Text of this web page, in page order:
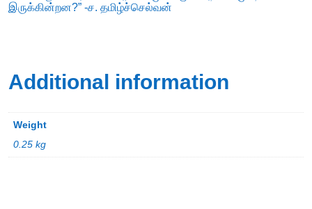
இருக்கின்றன?” -ச. தமிழ்ச்செல்வன்
Additional information
Weight
0.25 kg